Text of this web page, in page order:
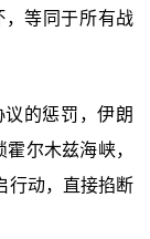
，等同于所有战
的惩罚，伊朗
尔木兹海峡，
行动，直接掐断